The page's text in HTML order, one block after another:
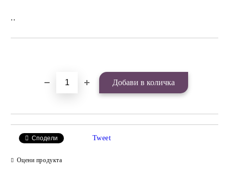
..
Сподели Tweet
Оцени продукта